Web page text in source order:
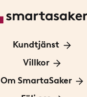
Kundtjänst
Kontakta oss
För Företag
Villkor
Frakt och leverans
Personuppgiftspolicy
Om SmartaSaker